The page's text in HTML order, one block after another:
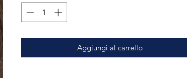
Aggiungi al carrello